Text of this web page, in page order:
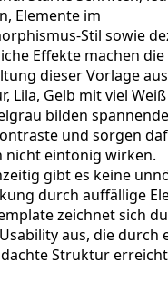
Elemente im
Stil sowie
Effekte machen die
dieser Vorlage
Lila, Gelb mit viel
bilden spannende
und sorgen
nicht eintönig wirken.
gibt es keine
durch auffällige
zeichnet sich
aus, die durch
Struktur